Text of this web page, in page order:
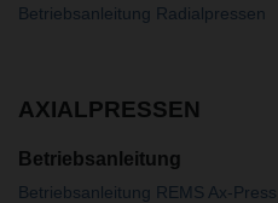
Betriebsanleitung Radialpressen
AXIALPRESSEN
Betriebsanleitung
Betriebsanleitung REMS Ax-